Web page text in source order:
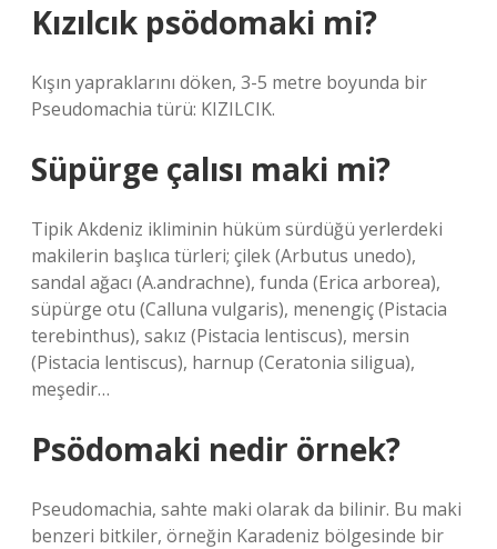
Kızılcık psödomaki mi?
Kışın yapraklarını döken, 3-5 metre boyunda bir
Pseudomachia türü: KIZILCIK.
Süpürge çalısı maki mi?
Tipik Akdeniz ikliminin hüküm sürdüğü yerlerdeki
makilerin başlıca türleri; çilek (Arbutus unedo),
sandal ağacı (A.andrachne), funda (Erica arborea),
süpürge otu (Calluna vulgaris), menengiç (Pistacia
terebinthus), sakız (Pistacia lentiscus), mersin
(Pistacia lentiscus), harnup (Ceratonia siligua),
meşedir…
Psödomaki nedir örnek?
Pseudomachia, sahte maki olarak da bilinir. Bu maki
benzeri bitkiler, örneğin Karadeniz bölgesinde bir